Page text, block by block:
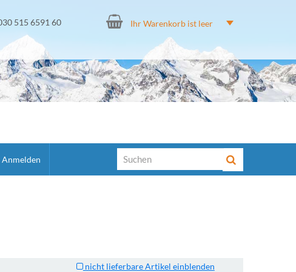
515 6591 60 Ihr Warenkorb ist leer
Anmelden
nicht lieferbare Artikel einblenden